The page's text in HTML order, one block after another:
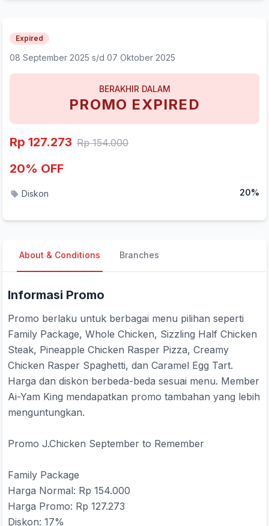
Expired
08 September 2025 s/d 07 Oktober 2025
BERAKHIR DALAM
PROMO EXPIRED
Rp 127.273 Rp 154.000
20% OFF
Diskon 20%
About & Conditions Branches
Informasi Promo
Promo berlaku untuk berbagai menu pilihan seperti
Family Package, Whole Chicken, Sizzling Half Chicken
Steak, Pineapple Chicken Rasper Pizza, Creamy
Chicken Rasper Spaghetti, dan Caramel Egg Tart.
Harga dan diskon berbeda-beda sesuai menu. Member
Ai-Yam King mendapatkan promo tambahan yang lebih
menguntungkan.
Promo J.Chicken September to Remember
Family Package
Harga Normal: Rp 154.000
Harga Promo: Rp 127.273
Diskon: 17%